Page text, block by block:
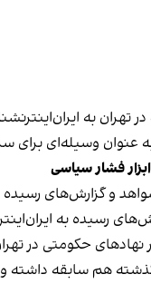
در تهران به
به عنوان وسیله‌ای
فشار سیاسی
و گزارش‌های
رسیده به
نهادهای حکومتی در